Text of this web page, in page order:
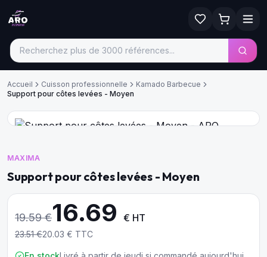
Accueil Cuisson professionnelle
Kamado Barbecue
Support pour côtes levées - Moyen
MAXIMA
Support pour côtes levées - Moyen
19.59€16.69 € HT
23.51€20.03 € TTC